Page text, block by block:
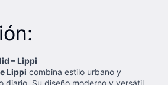
– Lippi
Lippi combina estilo urbano y
diario. Su diseño moderno y versátil